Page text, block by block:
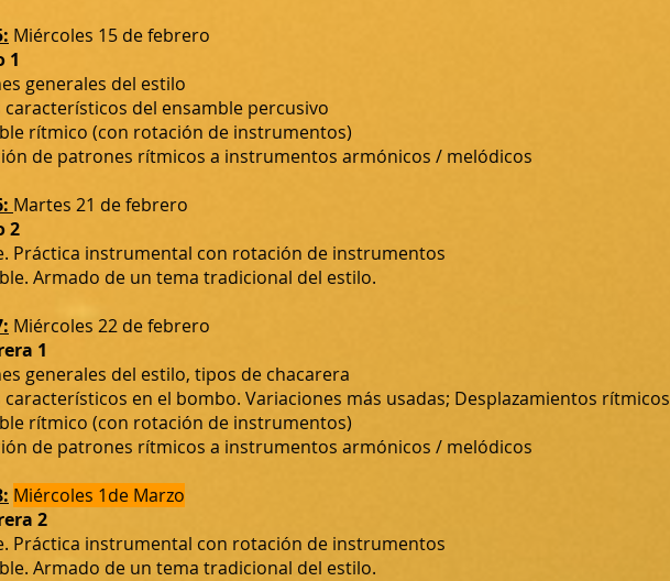
Miércoles 15 de febrero
1
generales del estilo
característicos del ensamble percusivo
rítmico (con rotación de instrumentos)
de patrones rítmicos a instrumentos armónicos / melódicos
Martes 21 de febrero
2
Práctica instrumental con rotación de instrumentos
Armado de un tema tradicional del estilo.
Miércoles 22 de febrero
1
generales del estilo, tipos de chacarera
característicos en el bombo. Variaciones más usadas; Desplazamientos rítmicos
rítmico (con rotación de instrumentos)
de patrones rítmicos a instrumentos armónicos / melódicos
Miércoles 1de Marzo
2
Práctica instrumental con rotación de instrumentos
Armado de un tema tradicional del estilo.